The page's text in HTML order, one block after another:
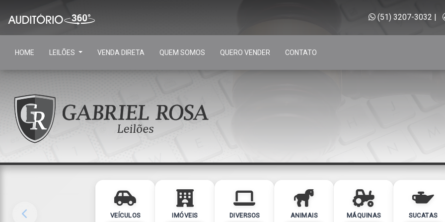
(51) 3207-3032 |
HOME LEILÕES VENDA DIRETA QUEM SOMOS QUERO VENDER CONTATO
VEÍCULOS IMÓVEIS DIVERSOS ANIMAIS MÁQUINAS SUCATAS